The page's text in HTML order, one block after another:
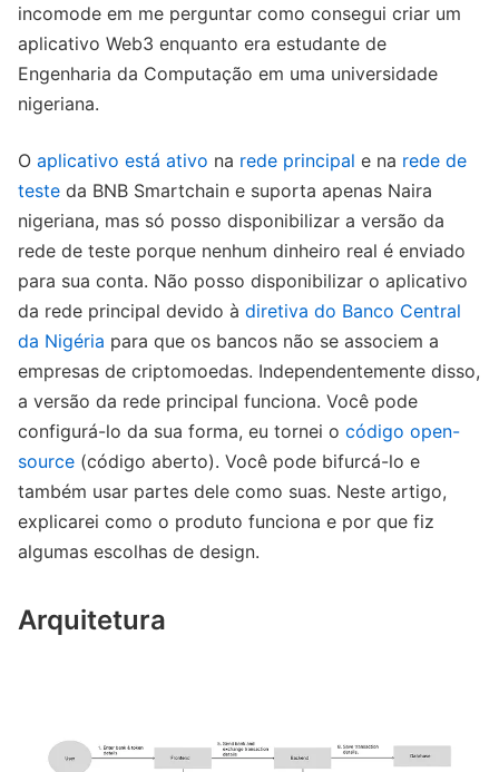
incomode em me perguntar como consegui criar um
aplicativo Web3 enquanto era estudante de
Engenharia da Computação em uma universidade
nigeriana.
O aplicativo está ativo na rede principal e na rede de
teste da BNB Smartchain e suporta apenas Naira
nigeriana, mas só posso disponibilizar a versão da
rede de teste porque nenhum dinheiro real é enviado
para sua conta. Não posso disponibilizar o aplicativo
da rede principal devido à diretiva do Banco Central
da Nigéria para que os bancos não se associem a
empresas de criptomoedas. Independentemente disso,
a versão da rede principal funciona. Você pode
configurá-lo da sua forma, eu tornei o código open-
source (código aberto). Você pode bifurcá-lo e
também usar partes dele como suas. Neste artigo,
explicarei como o produto funciona e por que fiz
algumas escolhas de design.
Arquitetura